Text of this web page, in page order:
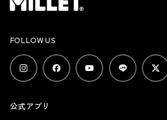
FOLLOW US
公式アプリ